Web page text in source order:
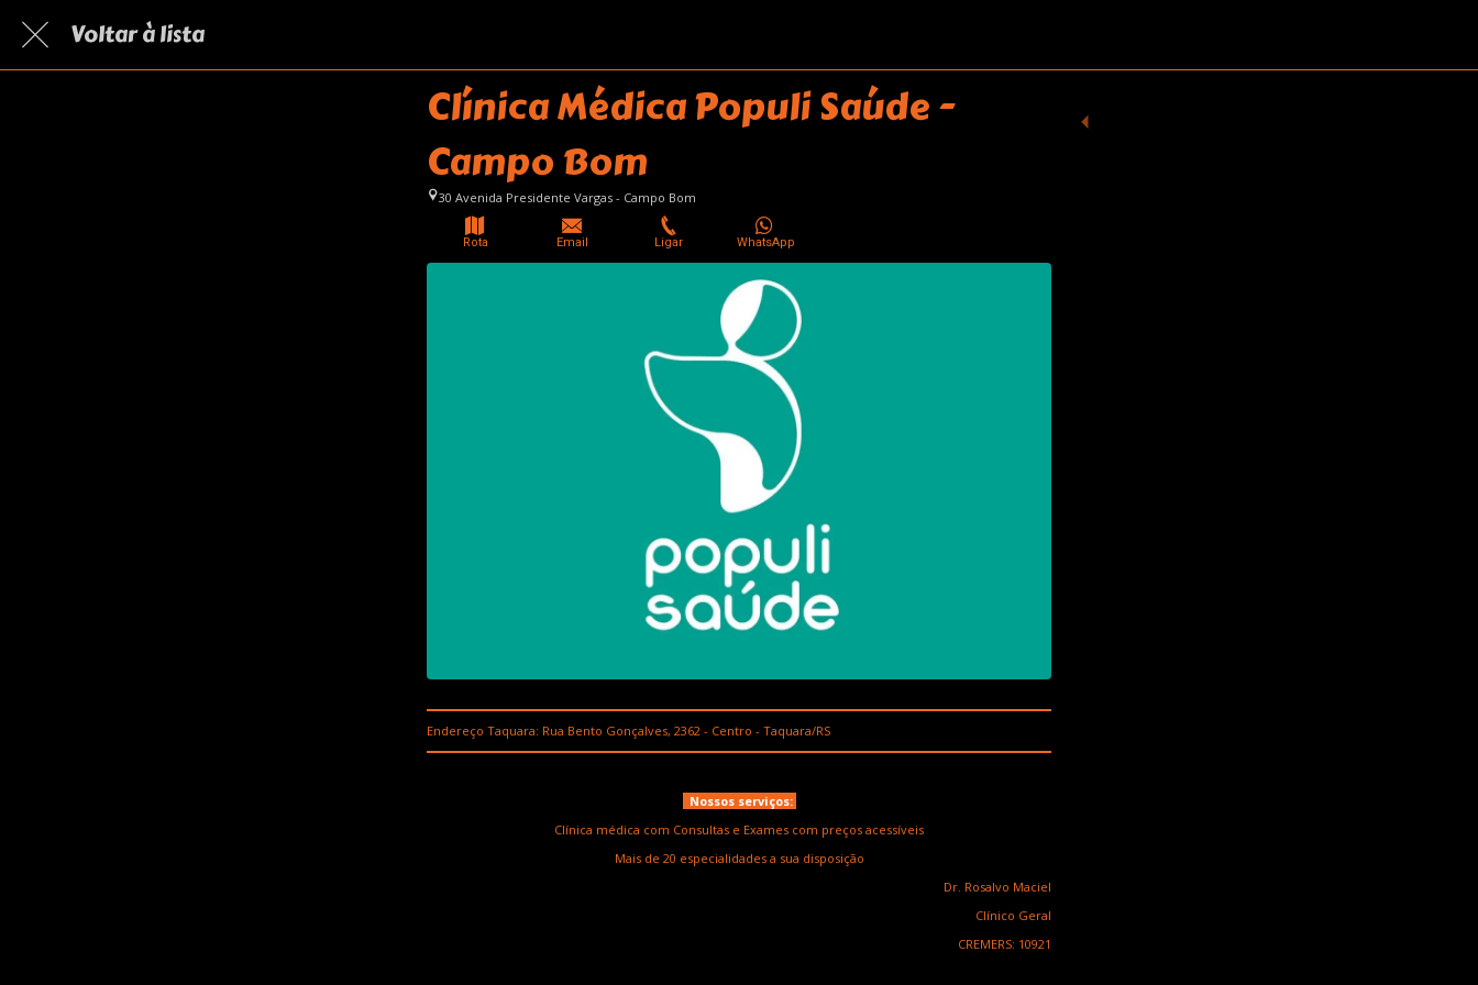
Voltar à lista
Clínica Médica Populi Saúde -
Campo Bom
30 Avenida Presidente Vargas - Campo Bom
Rota Email Ligar WhatsApp
Endereço Taquara: Rua Bento Gonçalves, 2362 - Centro - Taquara/RS
Nossos serviços:
Clínica médica com Consultas e Exames com preços acessíveis
Mais de 20 especialidades a sua disposição
Dr. Rosalvo Maciel
Clínico Geral
CREMERS: 10921